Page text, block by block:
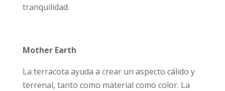
tranquilidad.
Mother Earth
La terracota ayuda a crear un aspecto cálido y
terrenal, tanto como material como color. La